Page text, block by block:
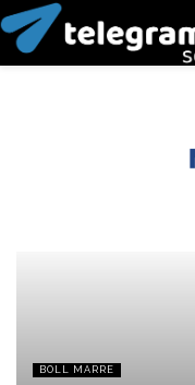
BOLL MARRE